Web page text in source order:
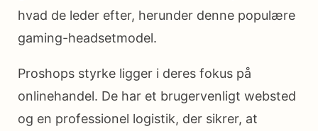
hvad de leder efter, herunder denne populære
gaming-headsetmodel.
Proshops styrke ligger i deres fokus på
onlinehandel. De har et brugervenligt websted
og en professionel logistik, der sikrer, at